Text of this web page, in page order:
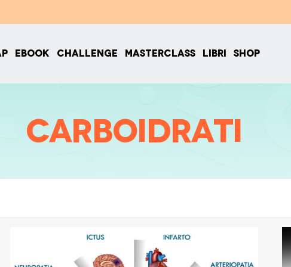
EBOOK CHALLENGE MASTERCLASS LIBRI SHOP
Carboidrati